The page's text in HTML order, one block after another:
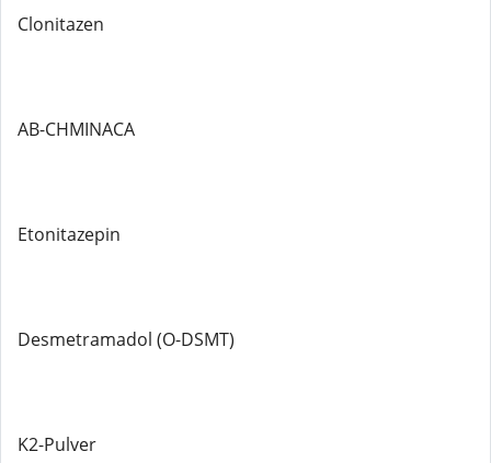
Clonitazen
AB-CHMINACA
Etonitazepin
Desmetramadol (O-DSMT)
K2-Pulver